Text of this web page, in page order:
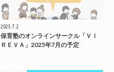
2025.7.2
保育塾のオンラインサークル「ＶＩ
ＲＥＶＡ」2025年7月の予定